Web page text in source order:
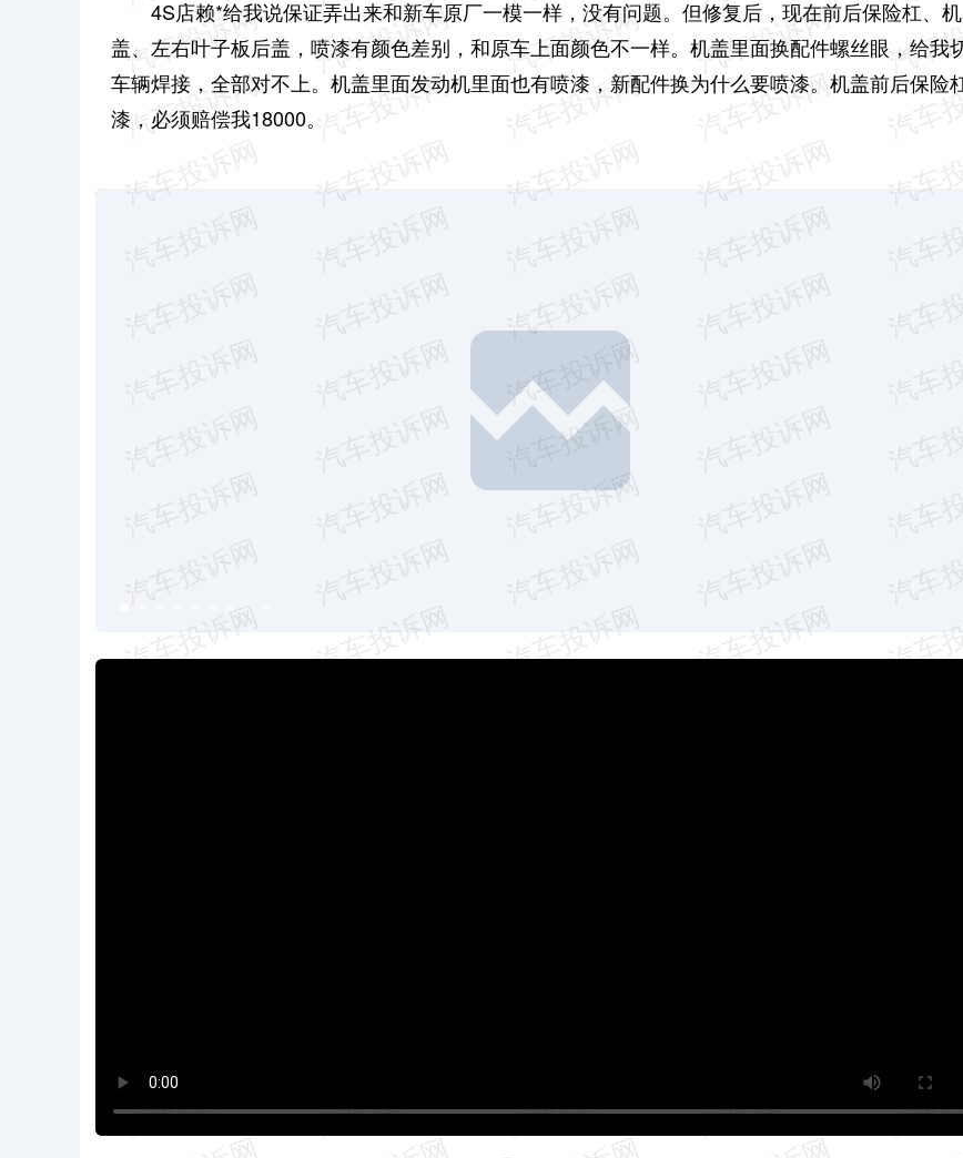
4S店赖*给我说保证弄出来和新车原厂一模一样，没有问题。但修复后，现在前后保险杠、机
盖、左右叶子板后盖，喷漆有颜色差别，和原车上面颜色不一样。机盖里面换配件螺丝眼，给我
车辆焊接，全部对不上。机盖里面发动机里面也有喷漆，新配件换为什么要喷漆。机盖前后保险
漆， 必须赔偿我18000。